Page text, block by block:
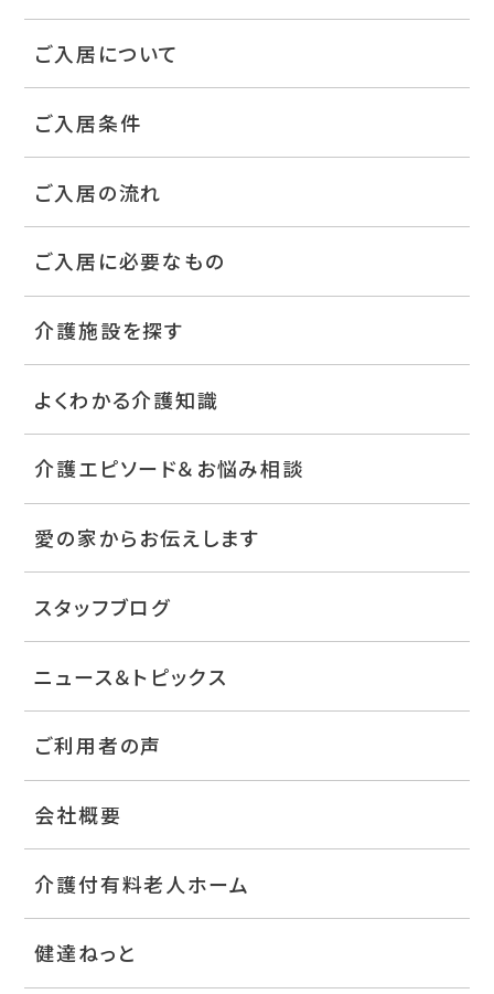
ご入居について
ご入居条件
ご入居の流れ
ご入居に必要なもの
介護施設を探す
よくわかる介護知識
介護エピソード＆お悩み相談
愛の家からお伝えします
スタッフブログ
ニュース＆トピックス
ご利用者の声
会社概要
介護付有料老人ホーム
健達ねっと